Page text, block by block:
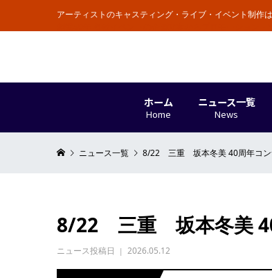
アーティストのキャスティング・ライブ・イベント制作
ホーム
Home
ニュース一覧
News
ニュース一覧 8/22 三重 坂本冬美 40周年コン
8/22 三重 坂本冬美 40
ニュース投稿日 2026.05.12